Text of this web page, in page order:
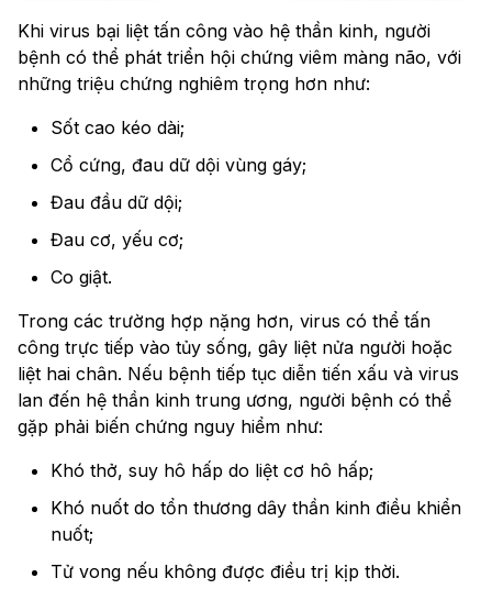
Khi virus bại liệt tấn công vào hệ thần kinh, người
bệnh có thể phát triển hội chứng viêm màng não, với
những triệu chứng nghiêm trọng hơn như:
Sốt cao kéo dài;
Cổ cứng, đau dữ dội vùng gáy;
Đau đầu dữ dội;
Đau cơ, yếu cơ;
Co giật.
Trong các trường hợp nặng hơn, virus có thể tấn
công trực tiếp vào tủy sống, gây liệt nửa người hoặc
liệt hai chân. Nếu bệnh tiếp tục diễn tiến xấu và virus
lan đến hệ thần kinh trung ương, người bệnh có thể
gặp phải biến chứng nguy hiểm như:
Khó thở, suy hô hấp do liệt cơ hô hấp;
Khó nuốt do tổn thương dây thần kinh điều khiển
nuốt;
Tử vong nếu không được điều trị kịp thời.